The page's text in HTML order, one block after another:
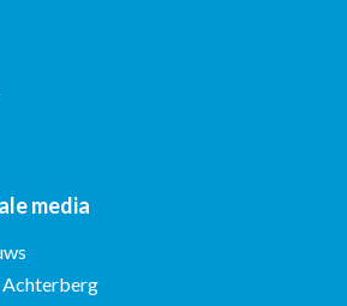
media